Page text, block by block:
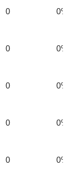
0 0%
0 0%
0 0%
0 0%
0 0%